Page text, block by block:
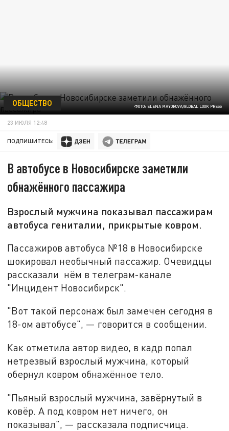
ФОТО: ELENA MAYOROVA/GLOBAL LOOK PRESS
ОБЩЕСТВО
23 ИЮЛЯ 12:48
ПОДПИШИТЕСЬ:
В автобусе в Новосибирске заметили
обнажённого пассажира
Взрослый мужчина показывал пассажирам
автобуса гениталии, прикрытые ковром.
Пассажиров автобуса №18 в Новосибирске
шокировал необычный пассажир. Очевидцы
рассказали нём в телеграм-канале
"Инцидент Новосибирск".
"Вот такой персонаж был замечен сегодня в
18-ом автобусе", — говорится в сообщении.
Как отметила автор видео, в кадр попал
нетрезвый взрослый мужчина, который
обернул ковром обнажённое тело.
"Пьяный взрослый мужчина, завёрнутый в
ковёр. А под ковром нет ничего, он
показывал", — рассказала подписчица.